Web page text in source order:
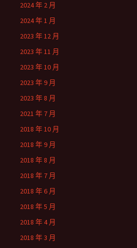
2024 年 2 月
2024 年 1 月
2023 年 12 月
2023 年 11 月
2023 年 10 月
2023 年 9 月
2023 年 8 月
2021 年 7 月
2018 年 10 月
2018 年 9 月
2018 年 8 月
2018 年 7 月
2018 年 6 月
2018 年 5 月
2018 年 4 月
2018 年 3 月